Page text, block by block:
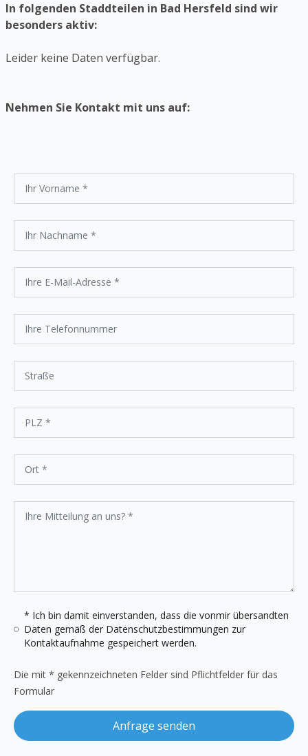
In folgenden Staddteilen in Bad Hersfeld sind wir
besonders aktiv:
Leider keine Daten verfügbar.
Nehmen Sie Kontakt mit uns auf:
* Ich bin damit einverstanden, dass die vonmir übersandten
Daten gemäß der Datenschutzbestimmungen zur
Kontaktaufnahme gespeichert werden.
Die mit * gekennzeichneten Felder sind Pflichtfelder für das
Formular
Anfrage senden